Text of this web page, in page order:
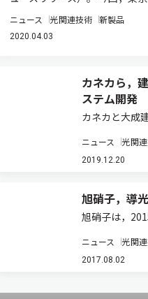
ニュース 光関連技術 新製品
2020.04.03
カネカら，
ステム開発
カネカと大成
「T-Green
リリース）。
ニュース 光関
2019.12.20
旭硝子，導
旭硝子は，
界最高水準の
面積ガラスの
ニュース 光関
2017.08.02